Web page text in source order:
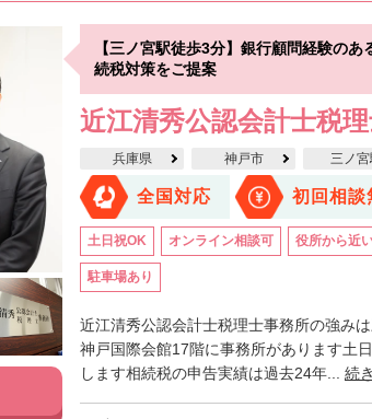
【三ノ宮駅徒歩3分】銀行顧問経験のあ
続税対策をご提案
近江清秀公認会計士税
兵庫県 神戸市 三ノ宮
全国対応 初回相談
土日祝OK オンライン相談可 役所から近
駐車場あり
近江清秀公認会計士税理士事務所の強み
神戸国際会館17階に事務所があります土
します相続税の申告実績は過去24年... 続